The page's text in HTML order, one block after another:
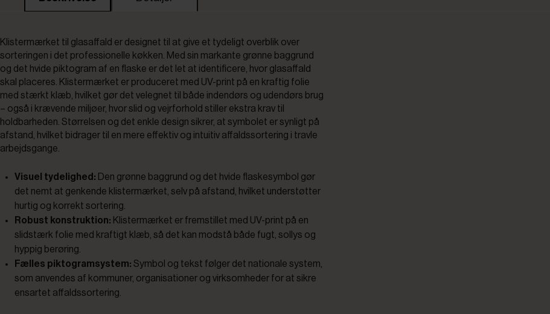
Klistermærket til glasaffald er designet til at give et tydeligt overblik over
sorteringen i det professionelle køkken. Med sin markante grønne baggrund
og det hvide piktogram af en flaske er det let at identificere, hvor glasaffald
skal placeres. Klistermærket er produceret med UV-print på en kraftig folie
med stærkt klæb, hvilket gør det velegnet til både indendørs og udendørs brug
– også i krævende miljøer, hvor slid og vejrforhold stiller ekstra krav til
holdbarheden. Størrelsen og det enkle design sikrer, at symbolet er synligt på
afstand, hvilket bidrager til en mere effektiv og intuitiv affaldssortering i travle
arbejdsgange.
Visuel tydelighed: Den grønne baggrund og det hvide flaskesymbol gør
det nemt at genkende klistermærket, selv på afstand, hvilket understøtter
hurtig og korrekt sortering.
Robust konstruktion: Klistermærket er fremstillet med UV-print på en
slidstærk folie med kraftigt klæb, så det kan modstå både fugt, sollys og
hyppig berøring.
Fælles piktogramsystem: Symbol og tekst følger det nationale system,
som anvendes af kommuner, organisationer og virksomheder for at sikre
ensartet affaldssortering.